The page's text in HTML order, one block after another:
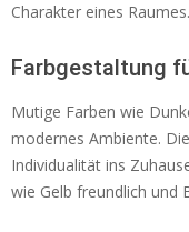
Charakter eines
Farbgestaltung
Mutige Farben wie
modernes Ambiente.
Individualität ins
wie Gelb freundlich und